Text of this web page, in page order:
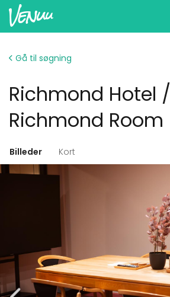
Log ind
Dansk
Gå til søgning
Richmond Hotel /
Richmond Room
Billeder Kort